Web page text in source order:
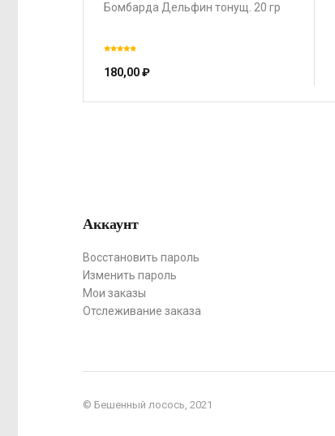
Бомбарда Дельфин тонущ. 20 гр
180,00₽
Аккаунт
Восстановить пароль
Изменить пароль
Мои заказы
Отслеживание заказа
© Бешенный лосось, 2021